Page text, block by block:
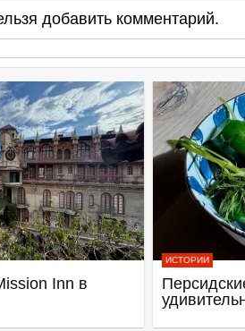
добавить комментарий.
Inn в
ИСТОРИИ